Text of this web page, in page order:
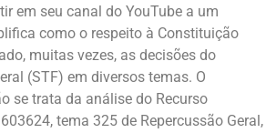
em seu canal do YouTube a um
como o respeito à Constituição
muitas vezes, as decisões do
(STF) em diversos temas. O
se trata da análise do Recurso
tema 325 de Repercussão Geral,